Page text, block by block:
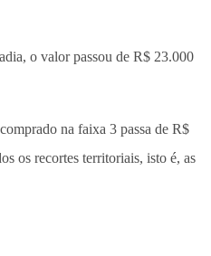
o valor passou de R$ 23.000
na faixa 3 passa de R$
os recortes territoriais, isto é, as